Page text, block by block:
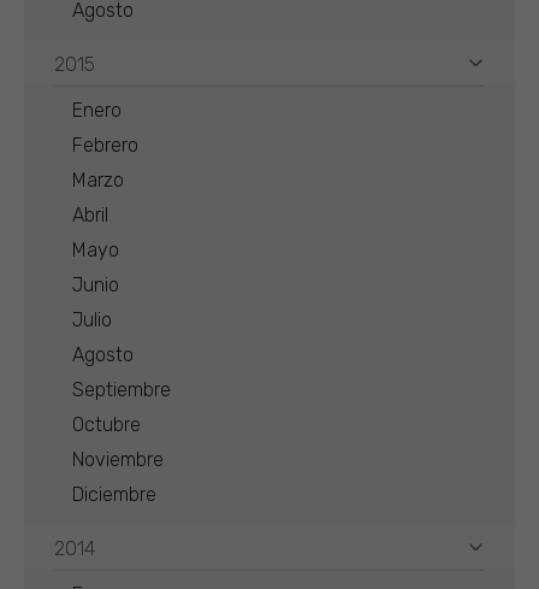
Agosto
2015
Enero
Febrero
Marzo
Abril
Mayo
Junio
Julio
Agosto
Septiembre
Octubre
Noviembre
Diciembre
2014